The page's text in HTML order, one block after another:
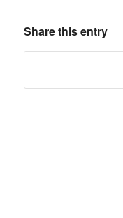
Share this entry